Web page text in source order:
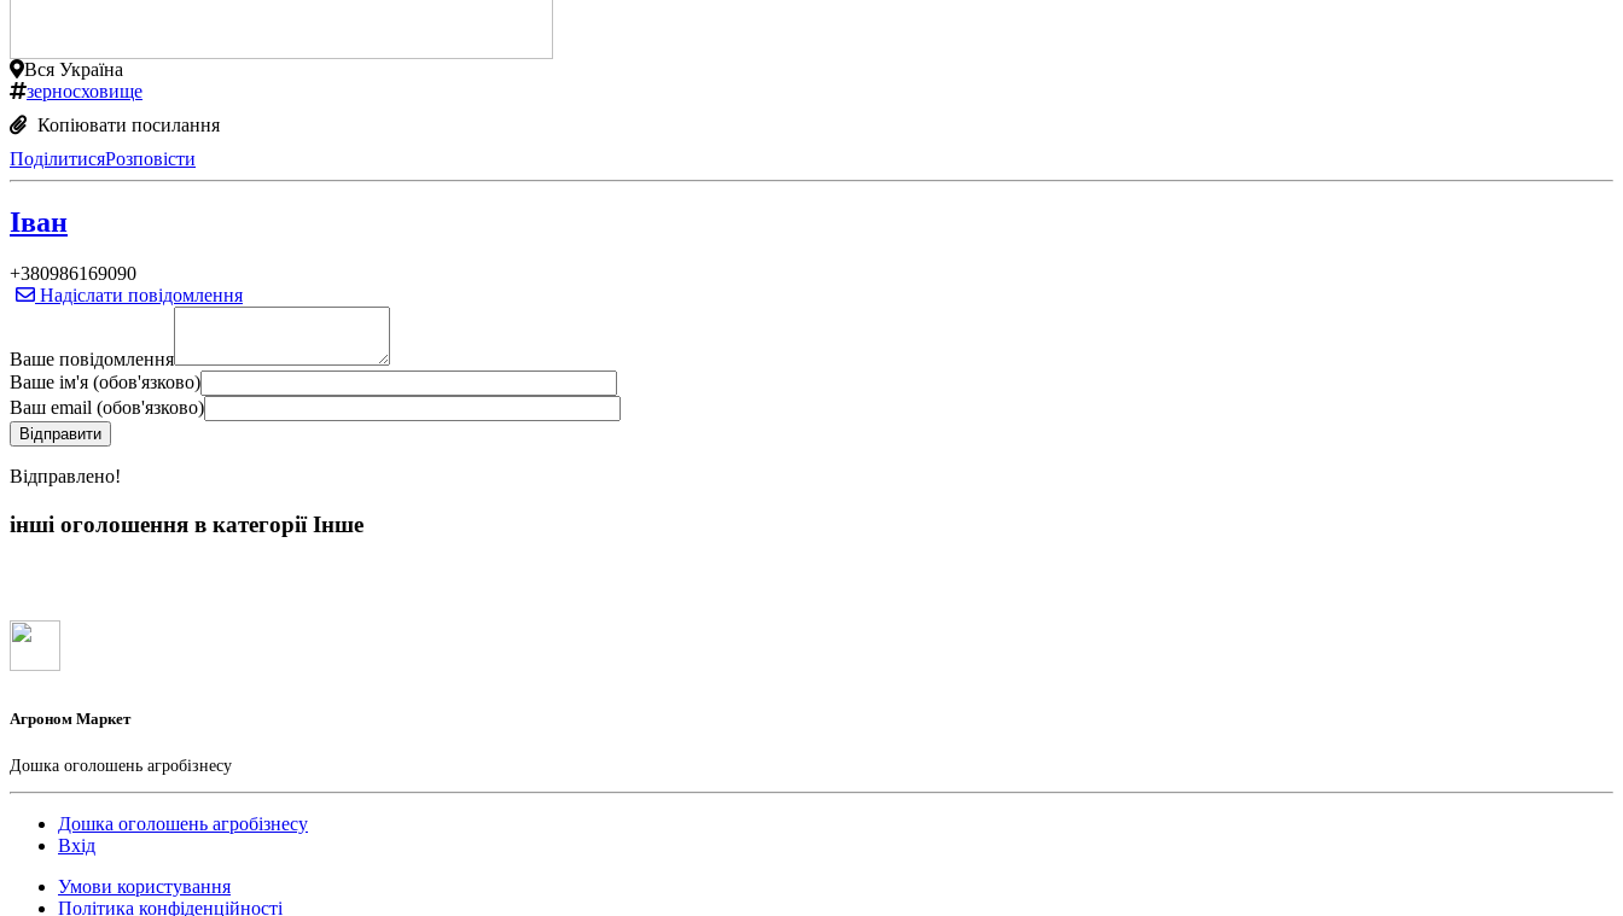
Вся Україна
зерносховище
Копіювати посилання
ПоділитисяРозповісти
Іван
+380986169090
Надіслати повідомлення
Ваше повідомлення
Ваше ім'я (обов'язково)
Ваш email (обов'язково)
Вiдправлено!
інші оголошення в категорії Інше
Агроном Маркет
Дошка оголошень агробізнесу
Дошка оголошень агробізнесу
Вхід
Умови користування
Політика конфіденційності